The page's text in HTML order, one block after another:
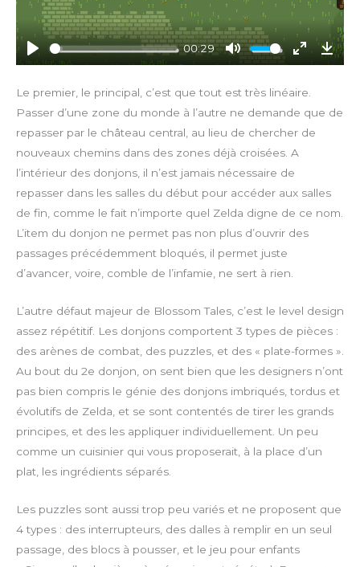
P
a
y
00:29
M
e
E
e
r
l
s
e
D
n
d
l
a
y
Le premier, le principal, c’est que tout est très linéaire.
Passer d’une zone du monde à l’autre ne demande que de
repasser par le château central, au lieu de chercher de
nouveaux chemins dans des zones déjà croisées. A
l’intérieur des donjons, il n’est jamais nécessaire de
repasser dans les salles du début pour accéder aux salles
de fin, comme le fait n’importe quel Zelda digne de ce nom.
L’item du donjon ne permet pas non plus d’ouvrir des
passages précédemment bloqués, il permet juste
d’avancer, voire, comble de l’infamie, ne sert à rien.
L’autre défaut majeur de Blossom Tales, c’est le level design
assez répétitif. Les donjons comportent 3 types de pièces :
des arènes de combat, des puzzles, et des « plate-formes ».
Au bout du 2e donjon, on sent bien que les designers n’ont
pas bien compris le génie des donjons imbriqués, tordus et
évolutifs de Zelda, et se sont contentés de tirer les grands
principes, et des les appliquer individuellement. Un peu
comme un cuisinier qui vous proposerait, à la place d’un
plat, les ingrédients séparés.
Les puzzles sont aussi trop peu variés et ne proposent que
4 types : des interrupteurs, des dalles à remplir en un seul
passage, des blocs à pousser, et le jeu pour enfants